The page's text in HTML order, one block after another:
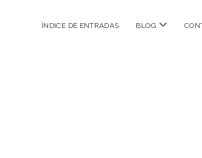
ÍNDICE DE ENTRADAS BLOG abrir